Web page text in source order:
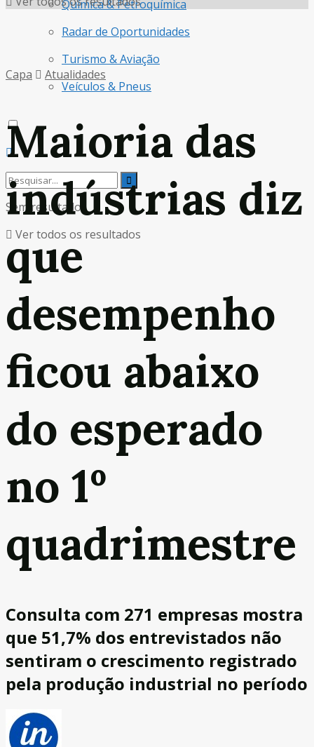
Química & Petroquímica
Radar de Oportunidades
Turismo & Aviação
Veículos & Pneus
Sem resultado
Ver todos os resultados
Capa Atualidades
Maioria das
indústrias diz
que
desempenho
ficou abaixo
do esperado
no 1º
quadrimestre
Consulta com 271 empresas mostra
que 51,7% dos entrevistados não
sentiram o crescimento registrado
pela produção industrial no período